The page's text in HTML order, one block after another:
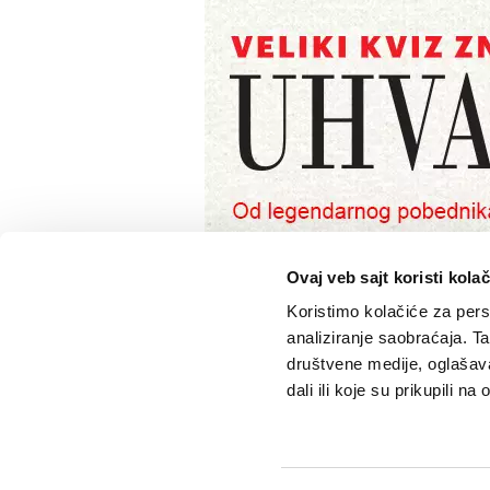
Ovaj veb sajt koristi
Koristimo kolačiće za
analiziranje saobraćaja.
društvene medije,
dali ili koje su prikupili na
PODCAST
Pantelićev
Faktor 50+